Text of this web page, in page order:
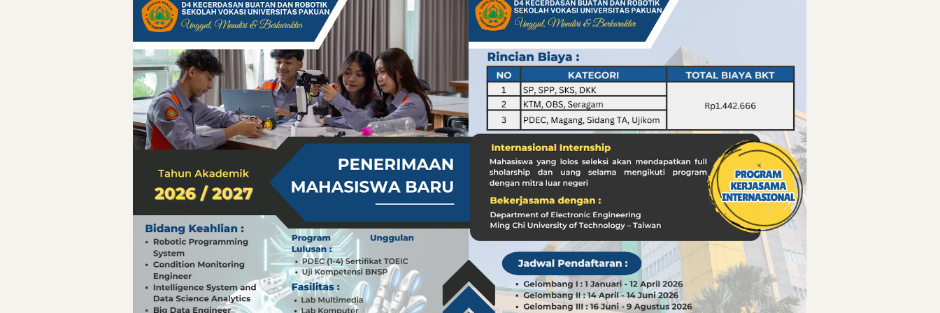
Pelajaran Berharga dari Kasus dr. Tifa dan Roy Suryo
Erling Haaland: Koleksi Tas Mewah yang Menginspirasi
Menteri PAN-RB: Peran ASN dalam Penyampaian Informasi yang Akurat
Menteri PAN-RB: Pilar Penyampaian Informasi yang Akurat untuk Masyarakat
Inovasi Teknologi di Timur Tengah: Membuka Peluang Baru
Detik-Detik yang Mengubah Dunia Teknologi
Hari Pelaut Sedunia: Menghargai Peran Pelaut di Balik Kemakmuran Bangsa
Gempa Dashyat di Venezuela: Kondisi WNI dan Dampak Global
Hari Pelaut Sedunia: Menghargai Peran Penting Pelaut dalam Perekonomian Global